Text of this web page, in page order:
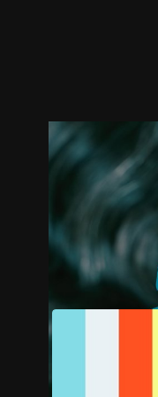
預告 劇照